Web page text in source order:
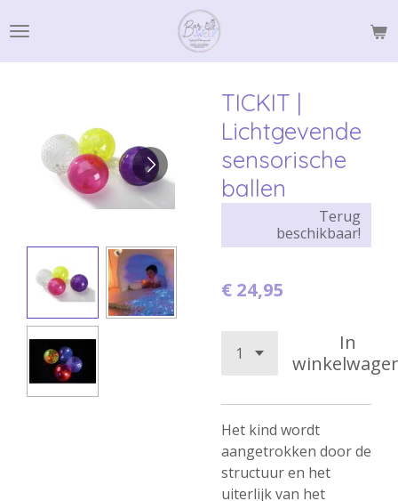
direct
naar
TICKIT |
Lichtgevende
sensorische
ballen
Terug
beschikbaar!
€ 24,95
In
Het kind wordt
aangetrokken door de
structuur en het
uiterlijk van het